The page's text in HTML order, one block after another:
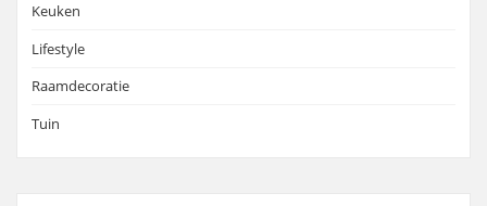
Keuken
Lifestyle
Raamdecoratie
Tuin